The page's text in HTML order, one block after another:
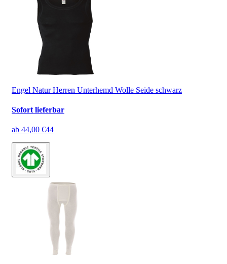
Engel Natur Herren Unterhemd Wolle Seide schwarz
Sofort lieferbar
ab 44,00 €44